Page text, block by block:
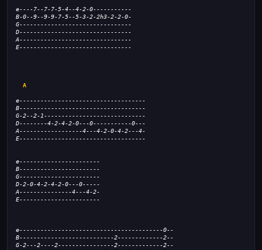
e----7--7-7-5-4--4-2-0-----------
B-0--9--9-9-7-5--5-3-2-2h3-2-2-0-
G--------------------------------
D--------------------------------
A--------------------------------
E--------------------------------
A
e------------------------------------
B------------------------------------
G-2--2-1-----------------------------
D--------4-2-4-2-0---0-----------0---
A------------------4---4-2-0-4-2---4-
E------------------------------------
e-----------------------
B-----------------------
G-----------------------
D-2-0-4-2-4-2-0---0-----
A---------------4---4-2-
E-----------------------
e-----------------------------------------0--
B---------------------------2-------------2--
G-2---2----2----------------2-------------2--